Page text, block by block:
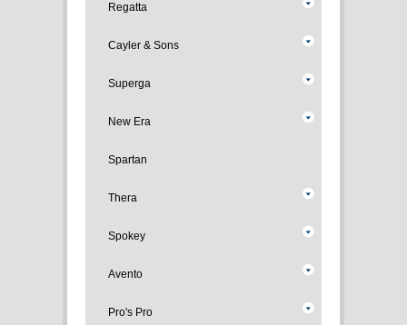
Regatta
Cayler & Sons
Superga
New Era
Spartan
Thera
Spokey
Avento
Pro's Pro